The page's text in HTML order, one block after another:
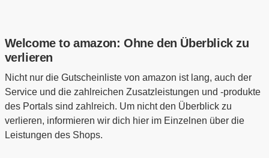
Welcome to amazon: Ohne den Überblick zu
verlieren
Nicht nur die Gutscheinliste von amazon ist lang, auch der
Service und die zahlreichen Zusatzleistungen und -produkte
des Portals sind zahlreich. Um nicht den Überblick zu
verlieren, informieren wir dich hier im Einzelnen über die
Leistungen des Shops.